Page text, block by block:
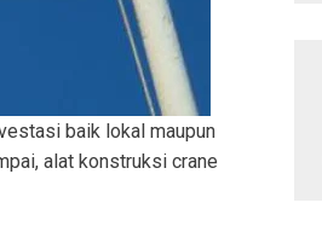
baik lokal maupun
alat konstruksi crane